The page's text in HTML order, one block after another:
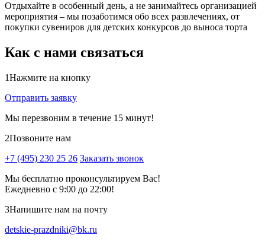
Отдыхайте в особенный день, а не занимайтесь организацией
мероприятия – мы позаботимся обо всех развлечениях, от
покупки сувениров для детских конкурсов до выноса торта
Как с нами связаться
1Нажмите на кнопку
Отправить заявку
Мы перезвоним в течение 15 минут!
2Позвоните нам
+7 (495) 230 25 26 Заказать звонок
Мы бесплатно проконсультируем Вас!
Ежедневно с 9:00 до 22:00!
3Напишите нам на почту
detskie-prazdniki@bk.ru